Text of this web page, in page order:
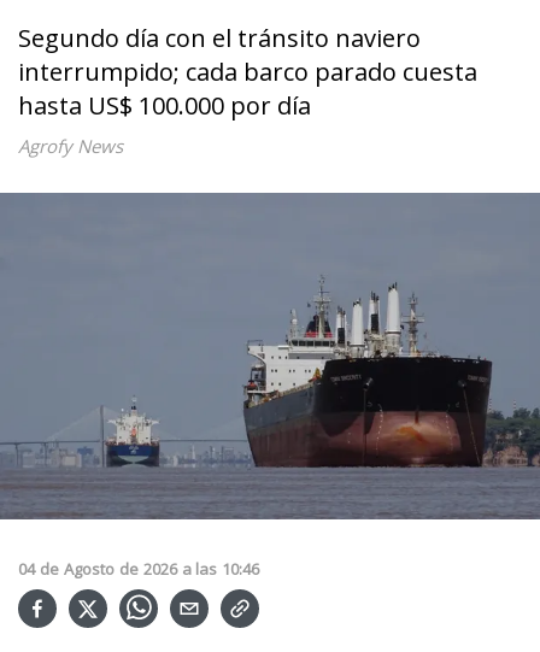
Segundo día con el tránsito naviero
interrumpido; cada barco parado cuesta
hasta US$ 100.000 por día
Agrofy News
04 de Agosto de 2026 a las 10:46